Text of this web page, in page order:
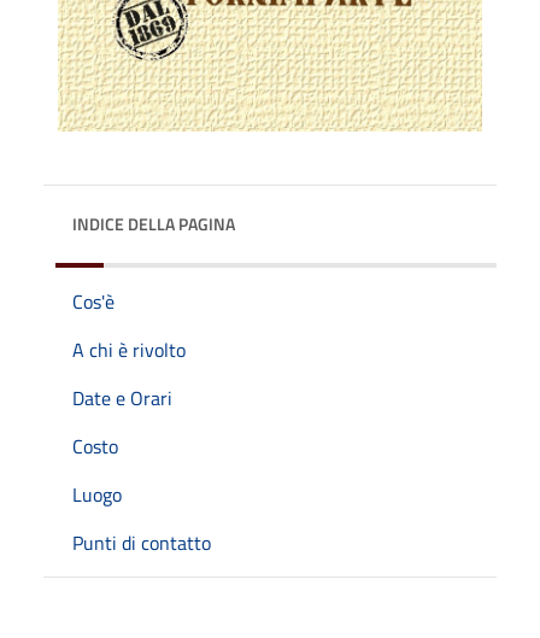
INDICE DELLA PAGINA
Cos'è
A chi è rivolto
Date e Orari
Costo
Luogo
Punti di contatto